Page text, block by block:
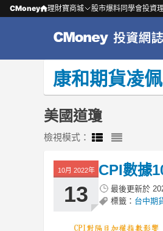
CMoney 理財寶商城 股市爆料同學會投資
康和期貨凌
美國道瓊
檢視模式：
10月 2022年
13
CPI數據
最後更新於
標籤： 台中期